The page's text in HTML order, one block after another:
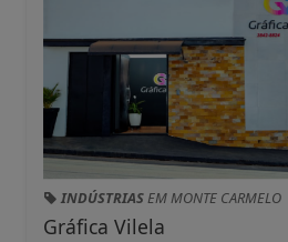
INDÚSTRIASEM MONTE CARMELO
Gráfica Vilela